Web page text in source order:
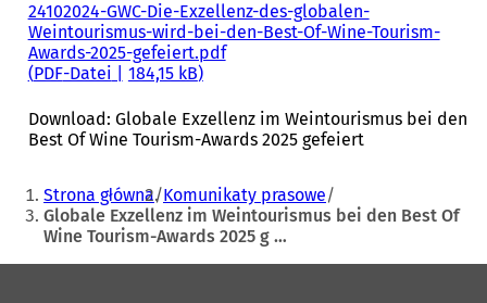
24102024-GWC-Die-Exzellenz-des-globalen-
Weintourismus-wird-bei-den-Best-Of-Wine-Tourism-
Awards-2025-gefeiert.pdf
PDF-Datei 184,15 kB
Download: Globale Exzellenz im Weintourismus bei den
Best Of Wine Tourism-Awards 2025 gefeiert
Sie
befinden
sich
hier:
Strona główna Komunikaty prasowe
Globale Exzellenz im Weintourismus bei den Best Of
Wine Tourism-Awards 2025 g …